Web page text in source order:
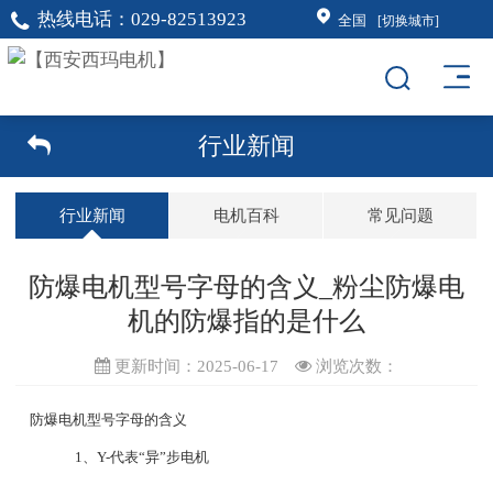
热线电话： 029-82513923 全国 [切换城市]
行业新闻
行业新闻 电机百科 常见问题
防爆电机型号字母的含义_粉尘防爆电
机的防爆指的是什么
更新时间：2025-06-17 浏览次数：
防爆电机型号字母的含义
1、Y-代表“异”步电机